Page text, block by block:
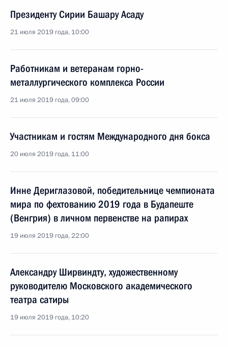
Президенту Сирии Башару Асаду
21 июля 2019 года, 10:00
Работникам и ветеранам горно-
металлургического комплекса России
21 июля 2019 года, 09:00
Участникам и гостям Международного дня бокса
20 июля 2019 года, 11:00
Инне Дериглазовой, победительнице чемпионата
мира по фехтованию 2019 года в Будапеште
(Венгрия) в личном первенстве на рапирах
19 июля 2019 года, 22:00
Александру Ширвиндту, художественному
руководителю Московского академического
театра сатиры
19 июля 2019 года, 10:20